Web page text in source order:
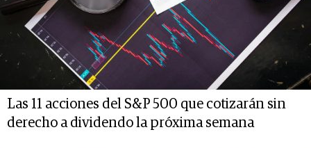
Las 11 acciones del S&P 500 que cotizarán sin
derecho a dividendo la próxima semana